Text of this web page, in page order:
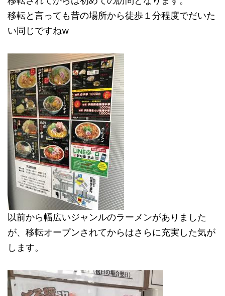
移転と言っても昔の場所から徒歩１分程度でだいた
い同じですねw
以前から幅広いジャンルのラーメンがありました
が、移転オープンされてからはさらに充実した気が
します。